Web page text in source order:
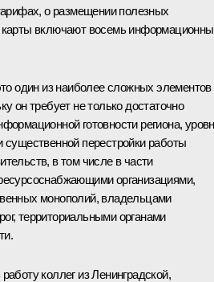
о размещении полезных
карты включают восемь
один из наиболее сложных элементов
он требует не только достаточно
готовности региона,
существенной перестройки работы
в том числе в части
организациями,
монополий, владельцами
территориальными органами
коллег из Ленинградской,